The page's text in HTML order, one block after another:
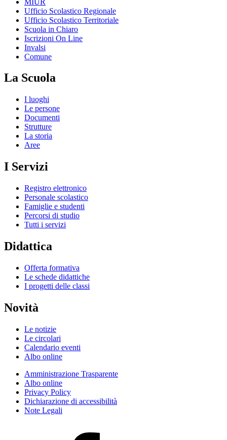
Ufficio Scolastico Regionale
Ufficio Scolastico Territoriale
Scuola in Chiaro
Iscrizioni On Line
Invalsi
Comune
La Scuola
I luoghi
Le persone
Documenti
Strutture
La storia
Aree
I Servizi
Registro elettronico
Personale scolastico
Famiglie e studenti
Percorsi di studio
Tutti i servizi
Didattica
Offerta formativa
Le schede didattiche
I progetti delle classi
Novità
Le notizie
Le circolari
Calendario eventi
Albo online
Amministrazione Trasparente
Albo online
Privacy Policy
Dichiarazione di accessibilità
Note Legali